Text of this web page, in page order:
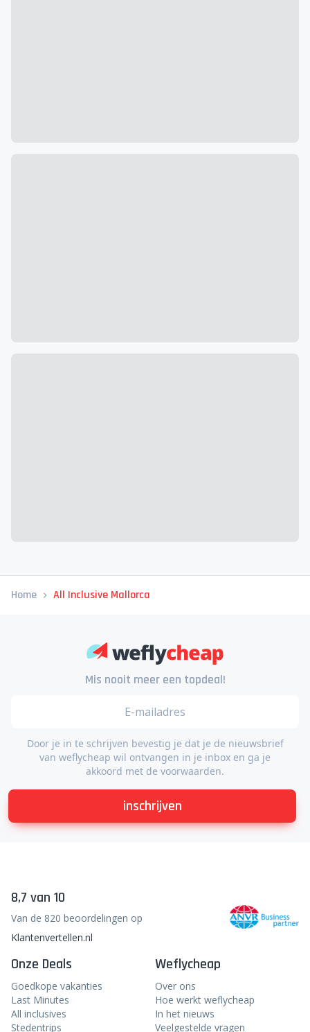
Mis nooit meer een topdeal!
Door je in te schrijven bevestig je dat je de nieuwsbrief
van weflycheap wil ontvangen in je inbox en ga je
inschrijven
8,7 van 10
Van de 820 beoordelingen op
Goedkope vakanties
Last Minutes
All inclusives
Weflycheap
Over ons
Hoe werkt weflycheap
In het nieuws